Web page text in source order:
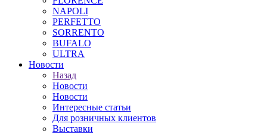
NAPOLI
PERFETTO
SORRENTO
BUFALO
ULTRA
Новости
Назад
Новости
Новости
Интересные статьи
Для розничных клиентов
Выставки